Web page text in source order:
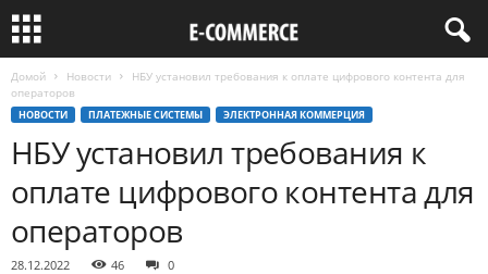
Домой Новости
НБУ установил требования к оплате цифрового контента для
операторов
НОВОСТИ ПЛАТЕЖНЫЕ СИСТЕМЫ ЭЛЕКТРОННАЯ КОММЕРЦИЯ
НБУ установил требования к
оплате цифрового контента для
операторов
28.12.2022 46 0